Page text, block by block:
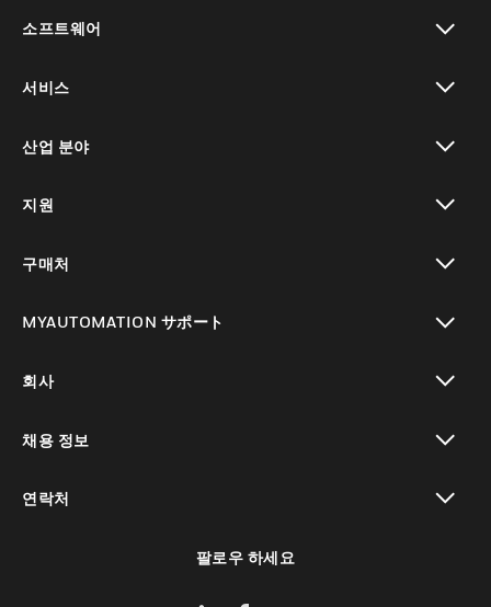
소프트웨어
서비스
산업 분야
지원
구매처
MYAUTOMATION サポート
회사
채용 정보
연락처
팔로우 하세요